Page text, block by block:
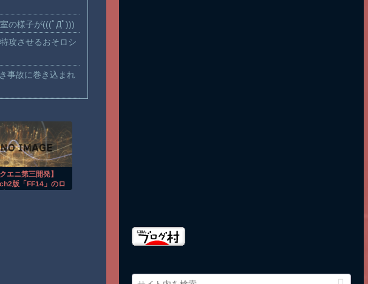
の様子が(((ﾟДﾟ)))
攻させるおそロシ
事故に巻き込まれ
もう合葬墓ばかり
ｗｗ
喫茶」をやらない
クエニ第三開発】
版「FF14」のロ